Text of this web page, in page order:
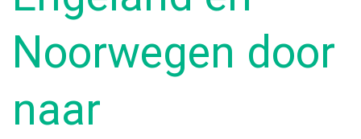
Noorwegen door
naar